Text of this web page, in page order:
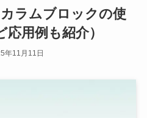
ラムブロックの使
用例も紹介）
年11月11日